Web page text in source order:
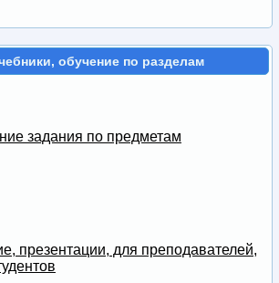
обучение по разделам
задания по предметам
презентации, для преподавателей,